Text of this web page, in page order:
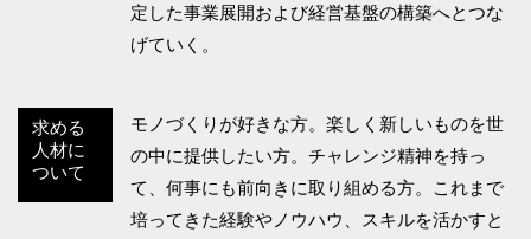
定した事業展開および経営基盤の構築へとつな
げていく。
求める
人材に
ついて
モノづくりが好きな方。楽しく新しいものを世
の中に提供したい方。チャレンジ精神を持っ
て、何事にも前向きに取り組める方。これまで
培ってきた経験やノウハウ、スキルを活かすと